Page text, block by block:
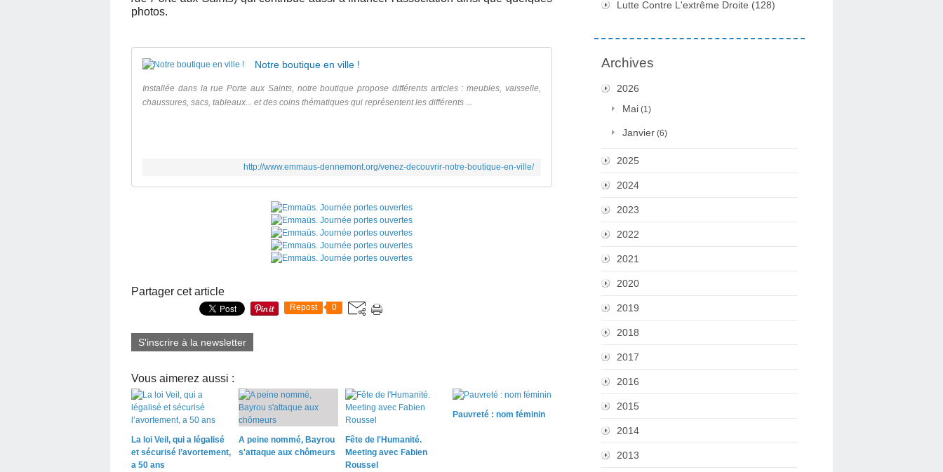
photos.
Notre boutique en ville !
Installée dans la rue Porte aux Saints, notre boutique propose différents articles : meubles, vaisselle,
chaussures, sacs, tableaux... et des coins thématiques qui représentent les différents ...
http://www.emmaus-dennemont.org/venez-decouvrir-notre-boutique-en-ville/
Partager cet article
Repost 0
S'inscrire à la newsletter
Vous aimerez aussi :
La loi Veil, qui a légalisé
et sécurisé l’avortement,
a 50 ans
A peine nommé, Bayrou
s'attaque aux chômeurs
Fête de l'Humanité.
Meeting avec Fabien
Roussel
Pauvreté : nom féminin
Lutte Contre L'extrême Droite (128)
Archives
2026
Mai (1)
Janvier (6)
2025
2024
2023
2022
2021
2020
2019
2018
2017
2016
2015
2014
2013